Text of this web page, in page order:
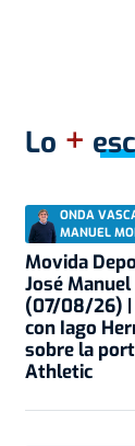
Lo +
ONDA
MANUEL
Movida
José
(07/08/26) |
con Iago
sobre la
Athletic